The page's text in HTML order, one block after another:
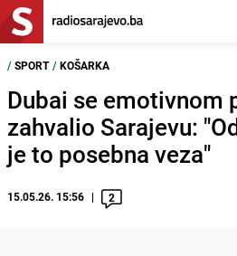
/ SPORT / KOŠARKA
Dubai se emotivnom
zahvalio Sarajevu:
je to posebna veza"
15.05.26. 15:56 2